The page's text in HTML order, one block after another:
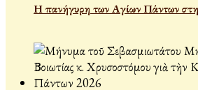
Η πανήγυρη των Αγίων Πάντων